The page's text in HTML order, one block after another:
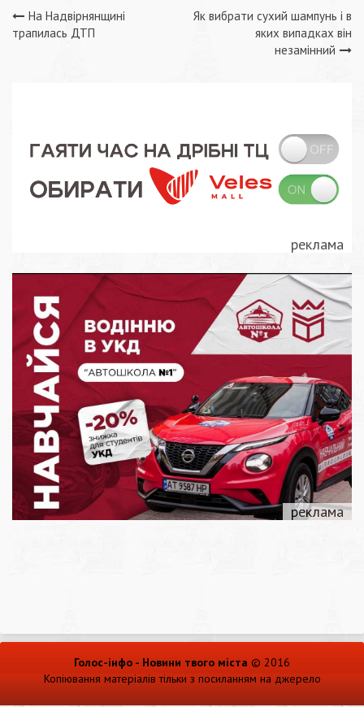
Навігація
На Надвірнянщині
трапилась ДТП
Як вибрати сухий шампунь і в
яких випадках він
незамінний
Голос-інфо - Новини твого міста © 2016
Копіювання матеріалів тільки з посиланням на джерело